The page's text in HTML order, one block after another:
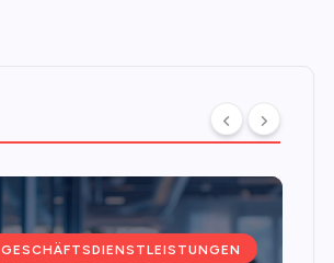
GESCHÄFTSDIENSTLEISTUNGEN